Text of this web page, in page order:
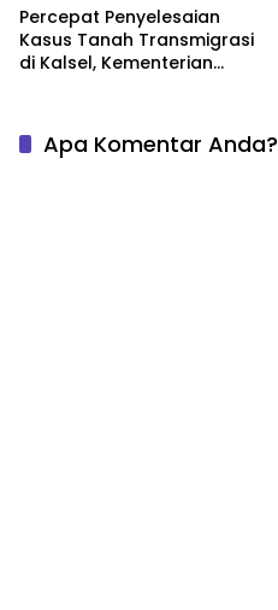
Percepat Penyelesaian
Kasus Tanah Transmigrasi
di Kalsel, Kementerian
Apa Komentar Anda?